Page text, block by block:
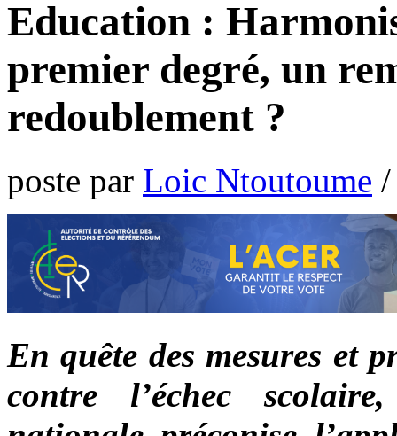
Education :
premier degré, un
redoublement ?
poste par Loic Ntoutoume
En quête des mesures et
contre l’échec